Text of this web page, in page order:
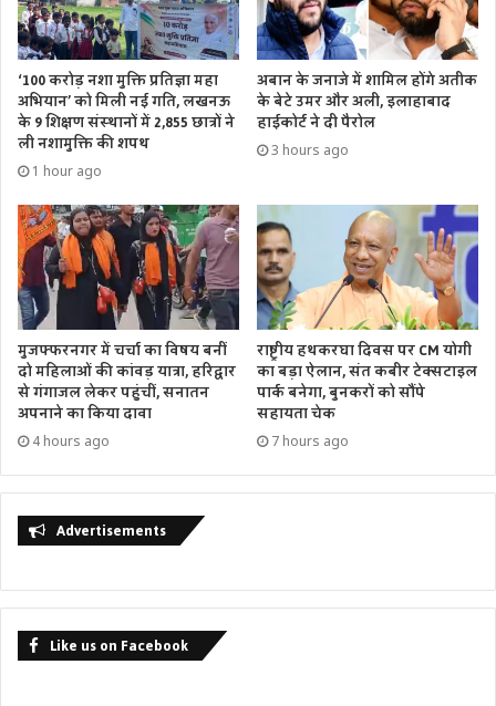
‘100 करोड़ नशा मुक्ति प्रतिज्ञा महा
अभियान’ को मिली नई गति, लखनऊ
के 9 शिक्षण संस्थानों में 2,855 छात्रों ने
ली नशामुक्ति की शपथ
1 hour ago
अबान के जनाजे में शामिल होंगे अतीक
के बेटे उमर और अली, इलाहाबाद
हाईकोर्ट ने दी पैरोल
3 hours ago
मुजफ्फरनगर में चर्चा का विषय बनीं
दो महिलाओं की कांवड़ यात्रा, हरिद्वार
से गंगाजल लेकर पहुंचीं, सनातन
अपनाने का किया दावा
4 hours ago
राष्ट्रीय हथकरघा दिवस पर CM योगी
का बड़ा ऐलान, संत कबीर टेक्सटाइल
पार्क बनेगा, बुनकरों को सौंपे
सहायता चेक
7 hours ago
Advertisements
Like us on Facebook